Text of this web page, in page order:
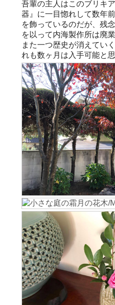
吾輩の主人はこのブリキ
器』に一目惚れして数年
を飾っているのだが、残
を以って内海製作所は廃
また一つ歴史が消えてい
れも数ヶ月は入手可能と